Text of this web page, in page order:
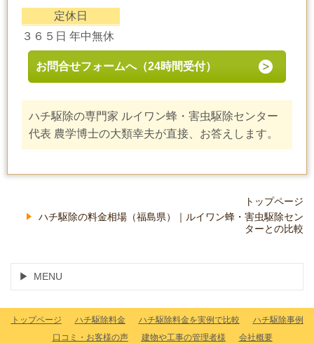
定休日
３６５日 年中無休
お問合せフォームへ（24時間受付）
ハチ駆除の専門家 ルイワン蜂・害虫駆除センター
代表 農学博士の大類幸夫が直接、お答えします。
トップページ
ハチ駆除の料金相場（福島県）｜ルイワン蜂・害虫駆除セン
ターとの比較
MENU
トップページ ハチ駆除料金 ハチ駆除料金を実例で比較
ハチ駆除事例
口コミ・お客様の声
建物や工事の管理者様
会社概要